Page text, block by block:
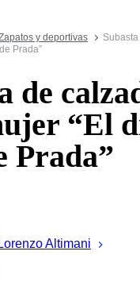
y deportivas
Prada”
de
“El
Prada”
LorenzoAltimani